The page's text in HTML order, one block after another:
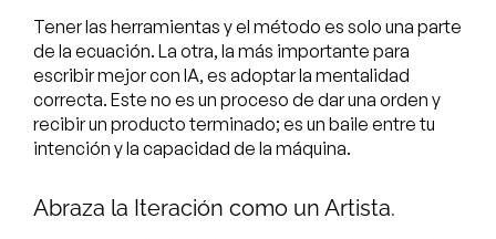
Tener las herramientas y el método es solo una parte
de la ecuación. La otra, la más importante para
escribir mejor con IA, es adoptar la mentalidad
correcta. Este no es un proceso de dar una orden y
recibir un producto terminado; es un baile entre tu
intención y la capacidad de la máquina.
Abraza la Iteración como un Artista.